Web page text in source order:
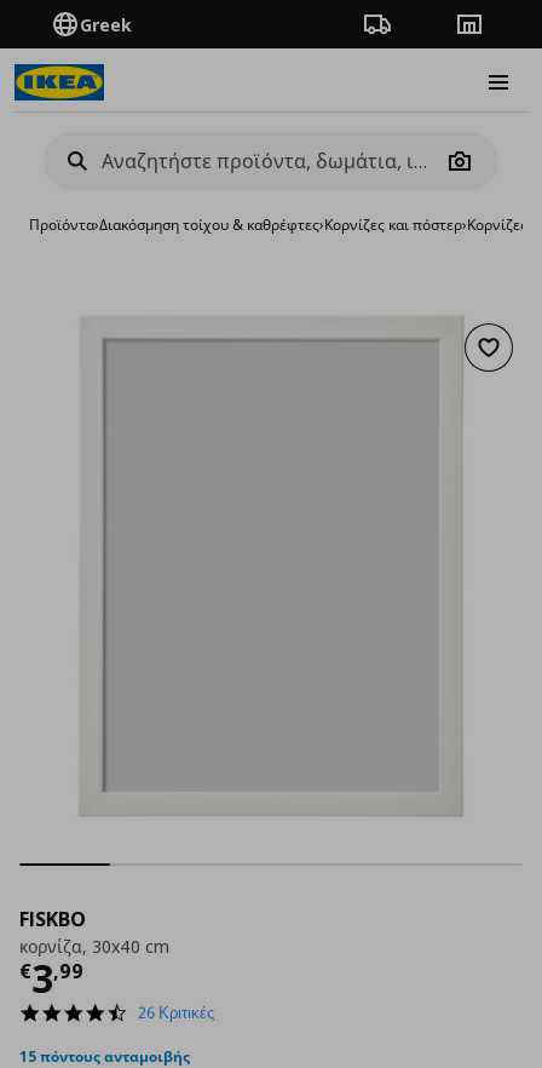
Greek Πορεία παραγγελίας
Camera
Προϊόντα›Διακόσμηση τοίχου & καθρέφτες›Κορνίζες και πόστερ›Κορνίζες
FISKBO
κορνίζα, 30x40 cm
€3,99
Τρέχουσα τιμή
4.7
rating
26 Κριτικές
15 πόντους ανταμοιβής